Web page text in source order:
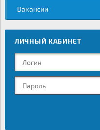
Вакансии
ЛИЧНЫЙ КАБИНЕТ